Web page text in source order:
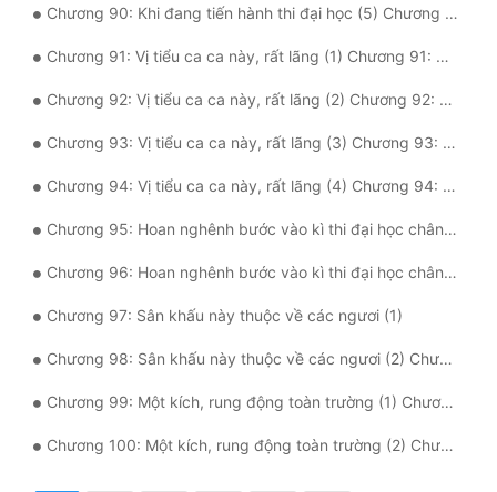
Chương 90: Khi đang tiến hành thi đại học (5) Chương 90: Khi đang tiến hành thi đại học (5)
Chương 91: Vị tiểu ca ca này, rất lãng (1) Chương 91: Vị tiểu ca ca này, rất lãng (1)
Chương 92: Vị tiểu ca ca này, rất lãng (2) Chương 92: Vị tiểu ca ca này, rất lãng (2)
Chương 93: Vị tiểu ca ca này, rất lãng (3) Chương 93: Vị tiểu ca ca này, rất lãng (3)
Chương 94: Vị tiểu ca ca này, rất lãng (4) Chương 94: Vị tiểu ca ca này, rất lãng (4)
Chương 95: Hoan nghênh bước vào kì thi đại học chân chính (1) Chương 95: Hoan nghênh bước vào kì thi đại học chân chính (1)
Chương 96: Hoan nghênh bước vào kì thi đại học chân chính (2) Chương 96: Hoan nghênh bước vào kì thi đại học chân chính (2)
Chương 97: Sân khấu này thuộc về các ngươi (1)
Chương 98: Sân khấu này thuộc về các ngươi (2) Chương 98: Sân khấu này thuộc về các ngươi (2)
Chương 99: Một kích, rung động toàn trường (1) Chương 99: Một kích, rung động toàn trường (1)
Chương 100: Một kích, rung động toàn trường (2) Chương 100: Một kích, rung động toàn trường (2)